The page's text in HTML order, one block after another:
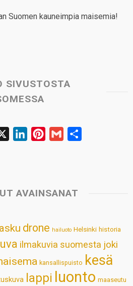
Suomen kauneimpia maisemia!
SIVUSTOSTA
e
n
e
s
t
l
AVAINSANAT
drone hailuoto Helsinki historia
ilmakuvia suomesta joki
kansallispuisto kesä
lappi luonto maaseutu